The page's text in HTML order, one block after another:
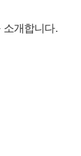
소개합니다.